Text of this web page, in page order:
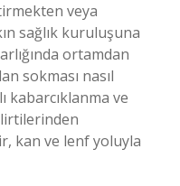
veya
sağlık kuruluşuna
ortamdan
sokması nasıl
kabarcıklanma ve
kan ve lenf yoluyla